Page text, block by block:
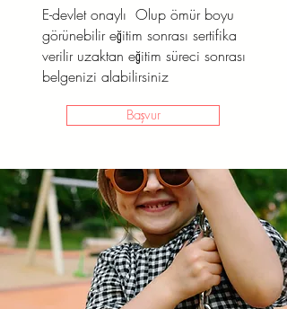
E-devlet onaylı Olup ömür boyu
görünebilir eğitim sonrası sertifika
verilir uzaktan eğitim süreci sonrası
belgenizi alabilirsiniz
Başvur